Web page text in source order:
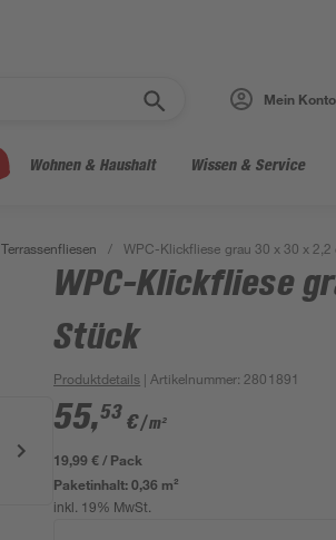
Mein Konto
Wohnen & Haushalt Wissen & Service
Terrassenfliesen / WPC-Klickfliese grau 30 x 30 x 2,2
WPC-Klickfliese
Stück
Produktdetails | Artikelnummer: 2801891
55,53 €/ m²
19,99 € / Pack
Paketinhalt:0,36 m²
inkl. 19% MwSt.